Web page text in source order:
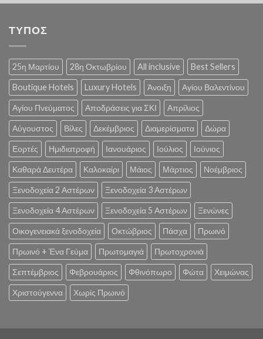
ΤΥΠΟΣ
25η Μαρτίου 28η Οκτωβρίου All inclusive Best Sellers
Boutique Hotels Luxury Hotels Άνοιξη Αγίου Βαλεντίνου
Αγίου Πνεύματος Αποδράσεις για ΣΚΙ Απρίλιος
Αύγουστος Βίλες Δεκέμβριος Διαμερίσματα Δώρα
Εορτές Ημιδιατροφή Ιανουάριος Ιούλιος Ιούνιος
Καθαρά Δευτέρα Καλοκαίρι Μάιος Μάρτιος Νοέμβριος
Ξενοδοχεία 2 Αστέρων Ξενοδοχεία 3 Αστέρων
Ξενοδοχεία 4 Αστέρων Ξενοδοχεία 5 Αστέρων Ξενώνες
Οικογενειακά ξενοδοχεία Οκτώβριος Πάσχα Πρωινό
Πρωινό + Ένα Γεύμα Πρωτομαγιά Πρωτοχρονιά
Σεπτέμβριος Φεβρουάριος Φθινόπωρο Φώτα Χειμώνας
Χριστούγεννα Χωρίς Πρωινό